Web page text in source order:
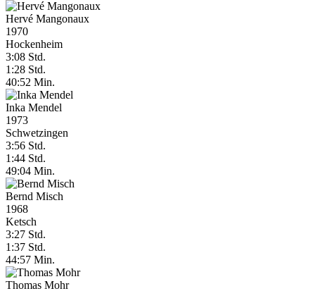
Hervé Mangonaux
1970
Hockenheim
3:08 Std.
1:28 Std.
40:52 Min.
Inka Mendel
1973
Schwetzingen
3:56 Std.
1:44 Std.
49:04 Min.
Bernd Misch
1968
Ketsch
3:27 Std.
1:37 Std.
44:57 Min.
Thomas Mohr